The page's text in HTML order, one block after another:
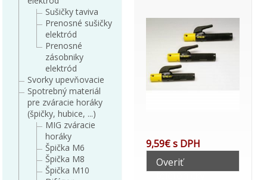
Sušičky taviva
Prenosné sušičky
elektród
Prenosné
zásobniky
elektród
Svorky upevňovacie
Spotrebný materiál
pre zváracie horáky
(špičky, hubice, ...)
MIG zváracie
horáky
Špička M6
Špička M8
Špička M10
9,59€ s DPH
Overiť
telefonicky